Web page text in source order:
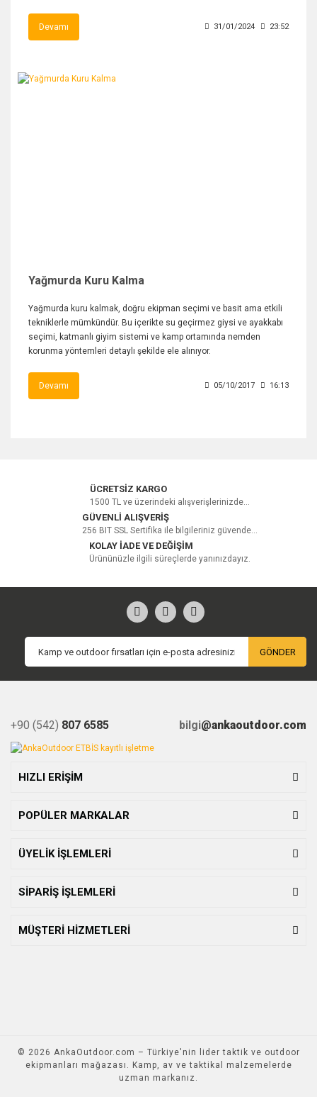
Devamı 31/01/2024 23:52
Yağmurda Kuru Kalma
Yağmurda kuru kalmak, doğru ekipman seçimi ve basit ama etkili
tekniklerle mümkündür. Bu içerikte su geçirmez giysi ve ayakkabı
seçimi, katmanlı giyim sistemi ve kamp ortamında nemden
korunma yöntemleri detaylı şekilde ele alınıyor.
Devamı 05/10/2017 16:13
ÜCRETSİZ KARGO
1500 TL ve üzerindeki alışverişlerinizde...
GÜVENLİ ALIŞVERİŞ
256 BIT SSL Sertifika ile bilgileriniz güvende...
KOLAY İADE VE DEĞİŞİM
Ürününüzle ilgili süreçlerde yanınızdayız.
GÖNDER
+90 (542) 807 6585 bilgi@ankaoutdoor.com
HIZLI ERİŞİM
POPÜLER MARKALAR
ÜYELİK İŞLEMLERİ
SİPARİŞ İŞLEMLERİ
MÜŞTERİ HİZMETLERİ
© 2026 AnkaOutdoor.com – Türkiye'nin lider taktik ve outdoor
ekipmanları mağazası. Kamp, av ve taktikal malzemelerde
uzman markanız.